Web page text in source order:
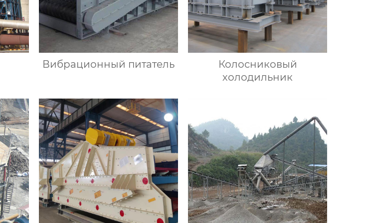
Вибрационный питатель
Колосниковый
холодильник